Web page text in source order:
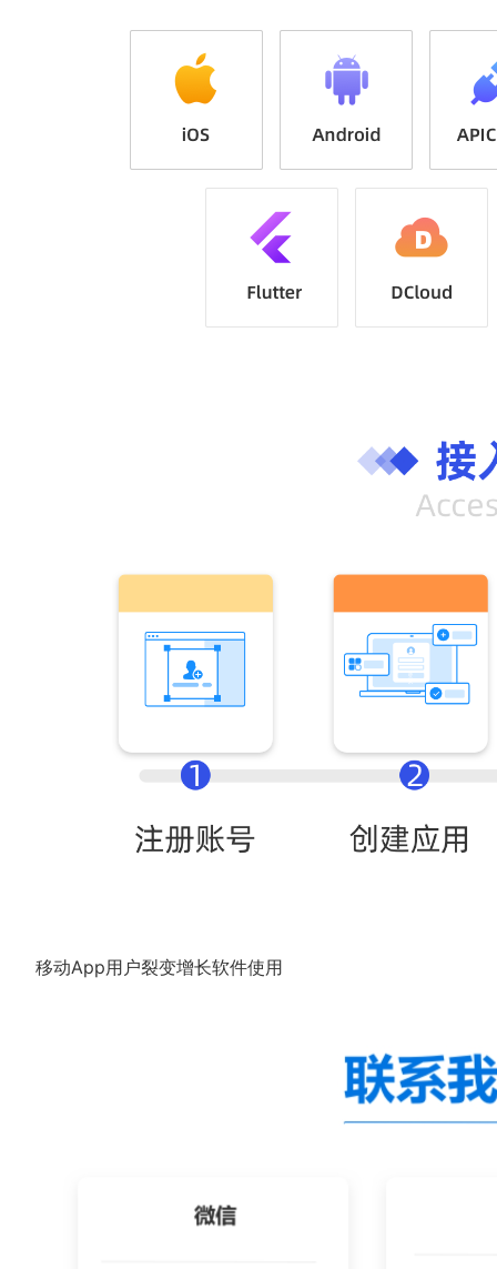
移动App用户裂变增长软件使用